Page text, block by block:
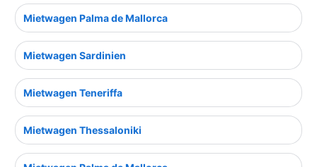
Mietwagen Palma de Mallorca
Mietwagen Sardinien
Mietwagen Teneriffa
Mietwagen Thessaloniki